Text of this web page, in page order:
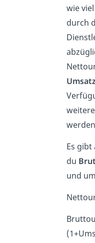
wie
durch
Es gibt
du
und